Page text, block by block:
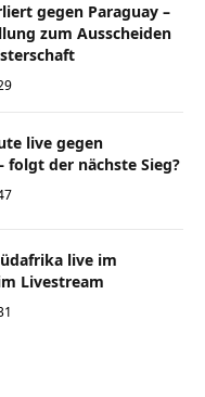
gegen Paraguay –
zum Ausscheiden
live gegen
folgt der nächste Sieg?
live im
Livestream